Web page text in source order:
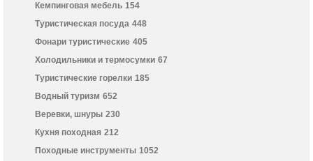
Кемпинговая мебель 154
Туристическая посуда 448
Фонари туристические 405
Холодильники и термосумки 67
Туристические горелки 185
Водный туризм 652
Веревки, шнуры 230
Кухня походная 212
Походные инструменты 1052